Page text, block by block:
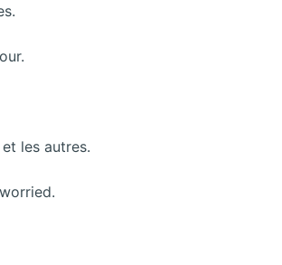
les autres.